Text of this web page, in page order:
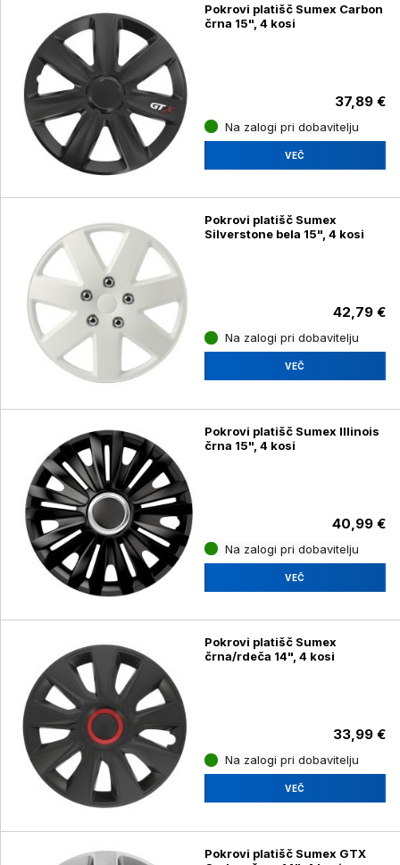
Pokrovi platišč Sumex Carbon
črna 15", 4 kosi
37,89 €
Na zalogi pri dobavitelju
VEČ
Pokrovi platišč Sumex
Silverstone bela 15", 4 kosi
42,79 €
Na zalogi pri dobavitelju
VEČ
Pokrovi platišč Sumex Illinois
črna 15", 4 kosi
40,99 €
Na zalogi pri dobavitelju
VEČ
Pokrovi platišč Sumex
črna/rdeča 14", 4 kosi
33,99 €
Na zalogi pri dobavitelju
VEČ
Pokrovi platišč Sumex GTX